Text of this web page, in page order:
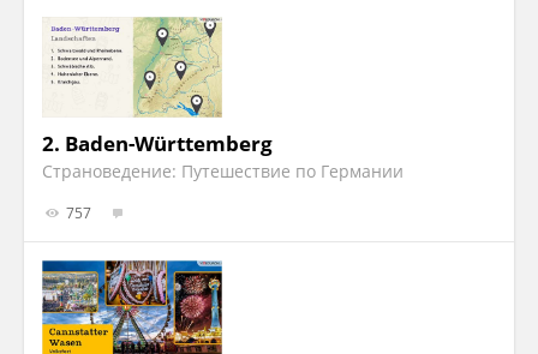
2. Baden-Württemberg
Страноведение: Путешествие по Германии
757